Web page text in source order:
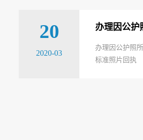
20
2020-03
办理因公护
办理因公护照
标准照片回执